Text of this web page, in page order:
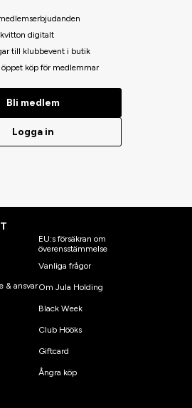
digitalt
till klubbevent i butik
köp för medlemmar
Bli medlem
Logga in
& ansvar
EU:s försäkran om
överensstämmelse
Vanliga frågor
Om Jula Holding
Black Week
Club Hööks
Giftcard
Ångra köp